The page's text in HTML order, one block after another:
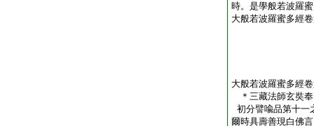
時。是學般若波羅
大般若波羅蜜多經
大般若波羅蜜多經
＊三藏法師玄
初分譬喩品第十一
爾時具壽善現白佛